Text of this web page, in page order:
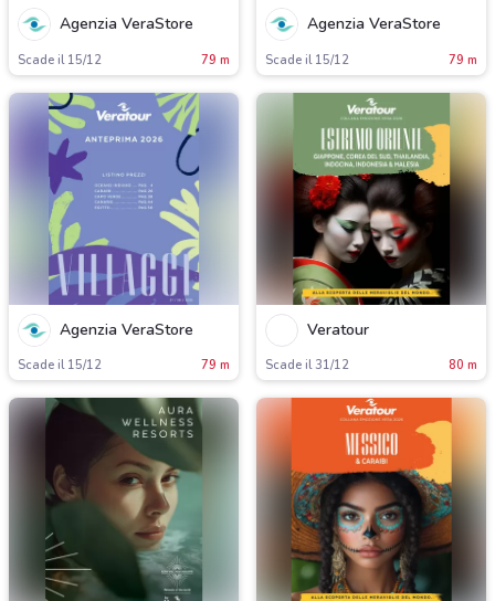
Agenzia VeraStore
Scade il 15/12 79 m
Agenzia VeraStore
Scade il 15/12 79 m
Agenzia VeraStore
Scade il 15/12 79 m
Veratour
Scade il 31/12 80 m